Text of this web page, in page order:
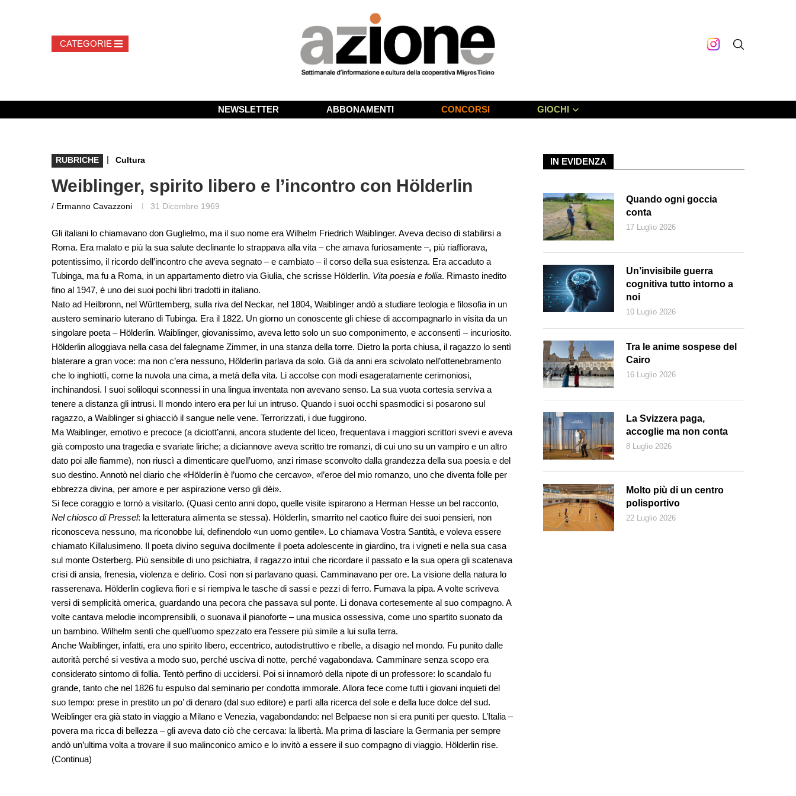
NEWSLETTER ABBONAMENTI CONCORSI GIOCHI
RUBRICHE | Cultura
Weiblinger, spirito libero e l’incontro con Hölderlin
/ Ermanno Cavazzoni 31 Dicembre 1969
Gli italiani lo chiamavano don Guglielmo, ma il suo nome era Wilhelm Friedrich Waiblinger. Aveva deciso di stabilirsi a
Roma. Era malato e più la sua salute declinante lo strappava alla vita – che amava furiosamente –, più riaffiorava,
potentissimo, il ricordo dell’incontro che aveva segnato – e cambiato – il corso della sua esistenza. Era accaduto a
Tubinga, ma fu a Roma, in un appartamento dietro via Giulia, che scrisse Hölderlin. Vita poesia e follia. Rimasto inedito
fino al 1947, è uno dei suoi pochi libri tradotti in italiano.
Nato ad Heilbronn, nel Wűrttemberg, sulla riva del Neckar, nel 1804, Waiblinger andò a studiare teologia e filosofia in un
austero seminario luterano di Tubinga. Era il 1822. Un giorno un conoscente gli chiese di accompagnarlo in visita da un
singolare poeta – Hölderlin. Waiblinger, giovanissimo, aveva letto solo un suo componimento, e acconsentì – incuriosito.
Hölderlin alloggiava nella casa del falegname Zimmer, in una stanza della torre. Dietro la porta chiusa, il ragazzo lo sentì
blaterare a gran voce: ma non c’era nessuno, Hölderlin parlava da solo. Già da anni era scivolato nell’ottenebramento
che lo inghiottì, come la nuvola una cima, a metà della vita. Li accolse con modi esageratamente cerimoniosi,
inchinandosi. I suoi soliloqui sconnessi in una lingua inventata non avevano senso. La sua vuota cortesia serviva a
tenere a distanza gli intrusi. Il mondo intero era per lui un intruso. Quando i suoi occhi spasmodici si posarono sul
ragazzo, a Waiblinger si ghiacciò il sangue nelle vene. Terrorizzati, i due fuggirono.
Ma Waiblinger, emotivo e precoce (a diciott’anni, ancora studente del liceo, frequentava i maggiori scrittori svevi e aveva
già composto una tragedia e svariate liriche; a diciannove aveva scritto tre romanzi, di cui uno su un vampiro e un altro
dato poi alle fiamme), non riuscì a dimenticare quell’uomo, anzi rimase sconvolto dalla grandezza della sua poesia e del
suo destino. Annotò nel diario che «Hölderlin è l’uomo che cercavo», «l’eroe del mio romanzo, uno che diventa folle per
ebbrezza divina, per amore e per aspirazione verso gli dèi».
Si fece coraggio e tornò a visitarlo. (Quasi cento anni dopo, quelle visite ispirarono a Herman Hesse un bel racconto,
Nel chiosco di Pressel: la letteratura alimenta se stessa). Hölderlin, smarrito nel caotico fluire dei suoi pensieri, non
riconosceva nessuno, ma riconobbe lui, definendolo «un uomo gentile». Lo chiamava Vostra Santità, e voleva essere
chiamato Killalusimeno. Il poeta divino seguiva docilmente il poeta adolescente in giardino, tra i vigneti e nella sua casa
sul monte Osterberg. Più sensibile di uno psichiatra, il ragazzo intuì che ricordare il passato e la sua opera gli scatenava
crisi di ansia, frenesia, violenza e delirio. Così non si parlavano quasi. Camminavano per ore. La visione della natura lo
rasserenava. Hölderlin coglieva fiori e si riempiva le tasche di sassi e pezzi di ferro. Fumava la pipa. A volte scriveva
versi di semplicità omerica, guardando una pecora che passava sul ponte. Li donava cortesemente al suo compagno. A
volte cantava melodie incomprensibili, o suonava il pianoforte – una musica ossessiva, come uno spartito suonato da
un bambino. Wilhelm sentì che quell’uomo spezzato era l’essere più simile a lui sulla terra.
Anche Waiblinger, infatti, era uno spirito libero, eccentrico, autodistruttivo e ribelle, a disagio nel mondo. Fu punito dalle
autorità perché si vestiva a modo suo, perché usciva di notte, perché vagabondava. Camminare senza scopo era
considerato sintomo di follia. Tentò perfino di uccidersi. Poi si innamorò della nipote di un professore: lo scandalo fu
grande, tanto che nel 1826 fu espulso dal seminario per condotta immorale. Allora fece come tutti i giovani inquieti del
suo tempo: prese in prestito un po’ di denaro (dal suo editore) e partì alla ricerca del sole e della luce dolce del sud.
Weiblinger era già stato in viaggio a Milano e Venezia, vagabondando: nel Belpaese non si era puniti per questo. L’Italia –
povera ma ricca di bellezza – gli aveva dato ciò che cercava: la libertà. Ma prima di lasciare la Germania per sempre
andò un’ultima volta a trovare il suo malinconico amico e lo invitò a essere il suo compagno di viaggio. Hölderlin rise.
(Continua)
IN EVIDENZA
Quando ogni goccia
conta
17 Luglio 2026
Un’invisibile guerra
cognitiva tutto intorno a
noi
10 Luglio 2026
Tra le anime sospese del
Cairo
16 Luglio 2026
La Svizzera paga,
accoglie ma non conta
8 Luglio 2026
Molto più di un centro
polisportivo
22 Luglio 2026